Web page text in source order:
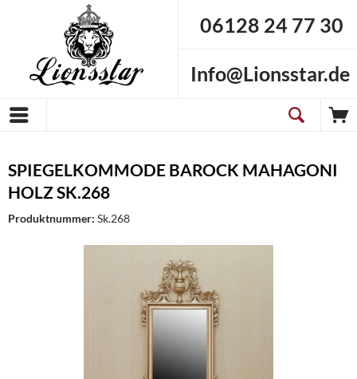
06128 24 77 30
Info@Lionsstar.de
SPIEGELKOMMODE BAROCK MAHAGONI
HOLZ SK.268
Produktnummer: Sk.268